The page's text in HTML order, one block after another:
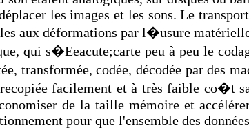
les images et les sons. Le
aux déformations par l�usure
qui s�Eeacute;carte peu à peu le
transformée, codée, décodée par
facilement et à très faible co�t
de la taille mémoire et
pour que l'ensemble des